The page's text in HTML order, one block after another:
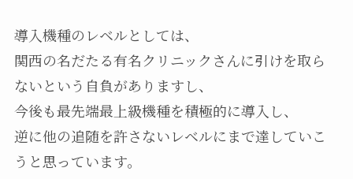
導入機種のレベルとしては、
関西の名だたる有名クリニックさんに引けを取ら
ないという自負がありますし、
今後も最先端最上級機種を積極的に導入し、
逆に他の追随を許さないレベルにまで達していこ
うと思っています。